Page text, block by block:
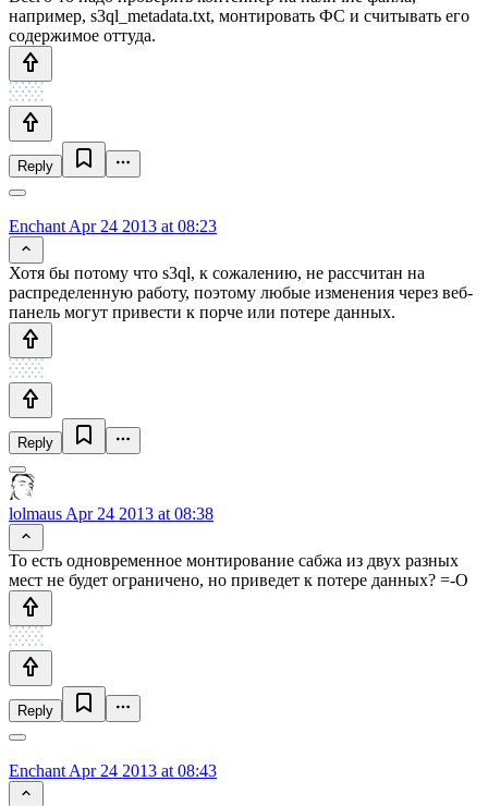
например, s3ql_metadata.txt, монтировать ФС и считывать его
содержимое оттуда.
Reply
Enchant Apr 24 2013 at 08:23
Хотя бы потому что s3ql, к сожалению, не рассчитан на
распределенную работу, поэтому любые изменения через веб-
панель могут привести к порче или потере данных.
Reply
lolmaus Apr 24 2013 at 08:38
То есть одновременное монтирование сабжа из двух разных
мест не будет ограничено, но приведет к потере данных? =-O
Reply
Enchant Apr 24 2013 at 08:43